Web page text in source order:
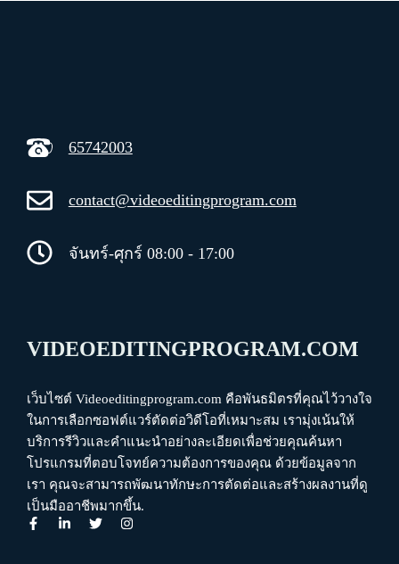
65742003
contact@videoeditingprogram.com
จันทร์-ศุกร์ 08:00 - 17:00
VIDEOEDITINGPROGRAM.COM
เว็บไซต์ Videoeditingprogram.com คือพันธมิตรที่คุณไว้วางใจ
ในการเลือกซอฟต์แวร์ตัดต่อวิดีโอที่เหมาะสม เรามุ่งเน้นให้
บริการรีวิวและคำแนะนำอย่างละเอียดเพื่อช่วยคุณค้นหา
โปรแกรมที่ตอบโจทย์ความต้องการของคุณ ด้วยข้อมูลจาก
เรา คุณจะสามารถพัฒนาทักษะการตัดต่อและสร้างผลงานที่ดู
เป็นมืออาชีพมากขึ้น.